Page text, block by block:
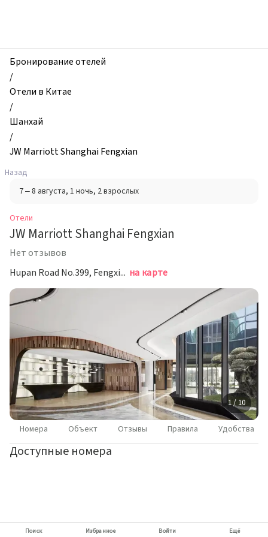
JW
Marriott
Shanghai
Fengxian,
Шанхай,
Китай
Бронирование отелей
/
Отели в Китае
/
Шанхай
/
JW Marriott Shanghai Fengxian
Назад
7 – 8 августа, 1 ночь, 2 взрослых
Отели
JW Marriott Shanghai Fengxian
Нет отзывов
Hupan Road No.399, Fengxian, Шанхай на карте
1 / 10
Номера Объект Отзывы Правила Удобства
Доступные номера
Поиск Избранное Войти Ещё